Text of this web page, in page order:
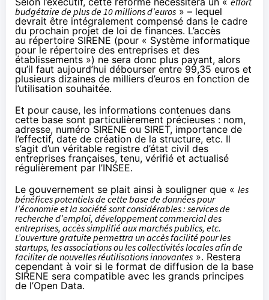
budgétaire de plus de 10 millions d’euros » – lequel
devrait être intégralement compensé dans le cadre
du prochain projet de loi de finances. L’accès
au répertoire SIRENE (pour « Système informatique
pour le répertoire des entreprises et des
établissements ») ne sera donc plus payant, alors
qu’il faut aujourd’hui débourser entre 99,35 euros et
plusieurs dizaines de milliers d’euros en fonction de
l’utilisation souhaitée.
Et pour cause, les informations contenues dans
cette base sont particulièrement précieuses : nom,
adresse, numéro SIRENE ou SIRET, importance de
l’effectif, date de création de la structure, etc. Il
s’agit d’un véritable registre d’état civil des
entreprises françaises, tenu, vérifié et actualisé
régulièrement par l’INSEE.
Le gouvernement se plait ainsi à souligner que « les
bénéfices potentiels de cette base de données pour
l’économie et la société sont considérables : services de
recherche d’emploi, développement commercial des
entreprises, accès simplifié aux marchés publics, etc.
L’ouverture gratuite permettra un accès facilité pour les
startups, les associations ou les collectivités locales afin de
faciliter de nouvelles réutilisations innovantes ». Restera
cependant à voir si le format de diffusion de la base
SIRENE sera compatible avec les grands principes
de l’Open Data.